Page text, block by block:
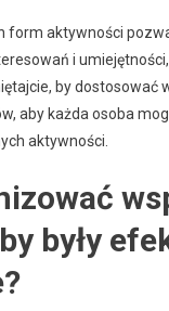
form aktywności
i
by dostosować
aby każda osoba
aktywności.
były